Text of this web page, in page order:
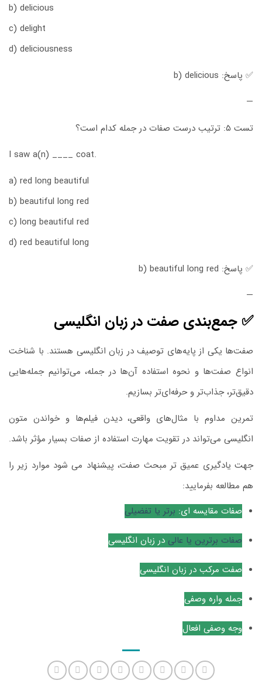
b) delicious
c) delight
d) deliciousness
✅ پاسخ: b) delicious
—
تست ۵: ترتیب درست صفات در جمله کدام است؟
I saw a(n) ____ coat.
a) red long beautiful
b) beautiful long red
c) long beautiful red
d) red beautiful long
✅ پاسخ: b) beautiful long red
—
✅ جمع‌بندی صفت در زبان انگلیسی
صفت‌ها یکی از پایه‌های توصیف در زبان انگلیسی هستند. با شناخت
انواع صفت‌ها و نحوه استفاده آن‌ها در جمله، می‌توانیم جمله‌هایی
دقیق‌تر، جذاب‌تر و حرفه‌ای‌تر بسازیم.
تمرین مداوم با مثال‌های واقعی، دیدن فیلم‌ها و خواندن متون
انگلیسی می‌تواند در تقویت مهارت استفاده از صفات بسیار مؤثر باشد.
جهت یادگیری عمیق تر مبحث صفت، پیشنهاد می شود موارد زیر را
هم مطالعه بفرمایید:
صفات مقایسه ای: برتر یا تفضیلی
صفات برترین یا عالی در زبان انگلیسی
صفت مرکب در زبان انگلیسی
جمله واره وصفی
وجه وصفی افعال